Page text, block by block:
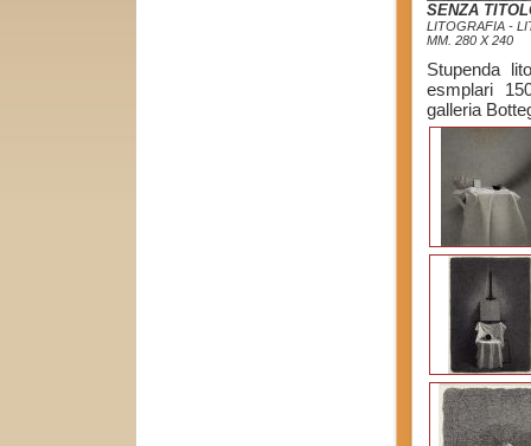
SENZA
LITOGRAFIA -
MM. 280 X 240
Stupenda
esmplari
galleria